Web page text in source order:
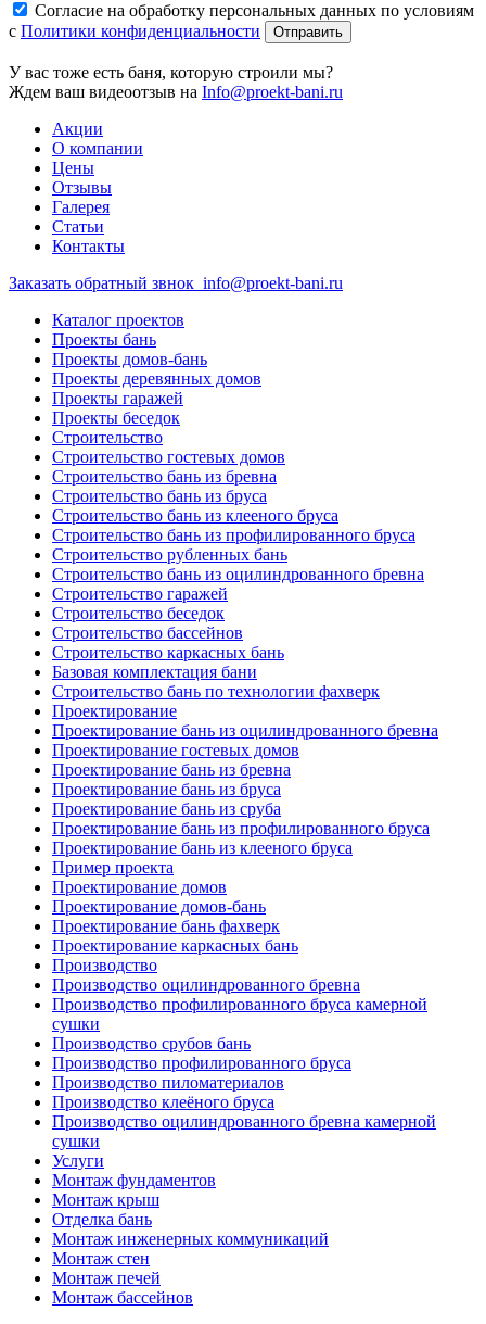
Согласие на обработку персональных данных по условиям
с Политики конфиденциальности
У вас тоже есть баня, которую строили мы?
Ждем ваш видеоотзыв на Info@proekt-bani.ru
Акции
О компании
Цены
Отзывы
Галерея
Статьи
Контакты
Заказать обратный звнок info@proekt-bani.ru
Каталог проектов
Проекты бань
Проекты домов-бань
Проекты деревянных домов
Проекты гаражей
Проекты беседок
Строительство
Строительство гостевых домов
Строительство бань из бревна
Строительство бань из бруса
Строительство бань из клееного бруса
Строительство бань из профилированного бруса
Строительство рубленных бань
Строительство бань из оцилиндрованного бревна
Строительство гаражей
Строительство беседок
Строительство бассейнов
Строительство каркасных бань
Базовая комплектация бани
Строительство бань по технологии фахверк
Проектирование
Проектирование бань из оцилиндрованного бревна
Проектирование гостевых домов
Проектирование бань из бревна
Проектирование бань из бруса
Проектирование бань из сруба
Проектирование бань из профилированного бруса
Проектирование бань из клееного бруса
Пример проекта
Проектирование домов
Проектирование домов-бань
Проектирование бань фахверк
Проектирование каркасных бань
Производство
Производство оцилиндрованного бревна
Производство профилированного бруса камерной
сушки
Производство срубов бань
Производство профилированного бруса
Производство пиломатериалов
Производство клеёного бруса
Производство оцилиндрованного бревна камерной
сушки
Услуги
Монтаж фундаментов
Монтаж крыш
Отделка бань
Монтаж инженерных коммуникаций
Монтаж стен
Монтаж печей
Монтаж бассейнов